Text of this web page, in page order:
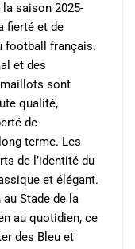
saison 2025-
fierté et de
football français.
et des
sont
qualité,
de
terme. Les
de l’identité du
et élégant.
Stade de la
au quotidien, ce
des Bleu et